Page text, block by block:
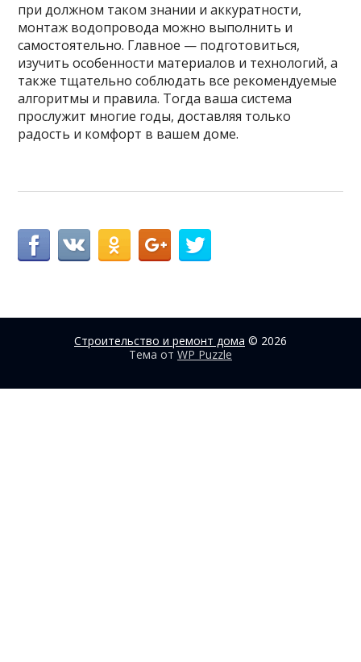
при должном таком знании и аккуратности,
монтаж водопровода можно выполнить и
самостоятельно. Главное — подготовиться,
изучить особенности материалов и технологий, а
также тщательно соблюдать все рекомендуемые
алгоритмы и правила. Тогда ваша система
прослужит многие годы, доставляя только
радость и комфорт в вашем доме.
Строительство и ремонт дома © 2026
Тема от WP Puzzle